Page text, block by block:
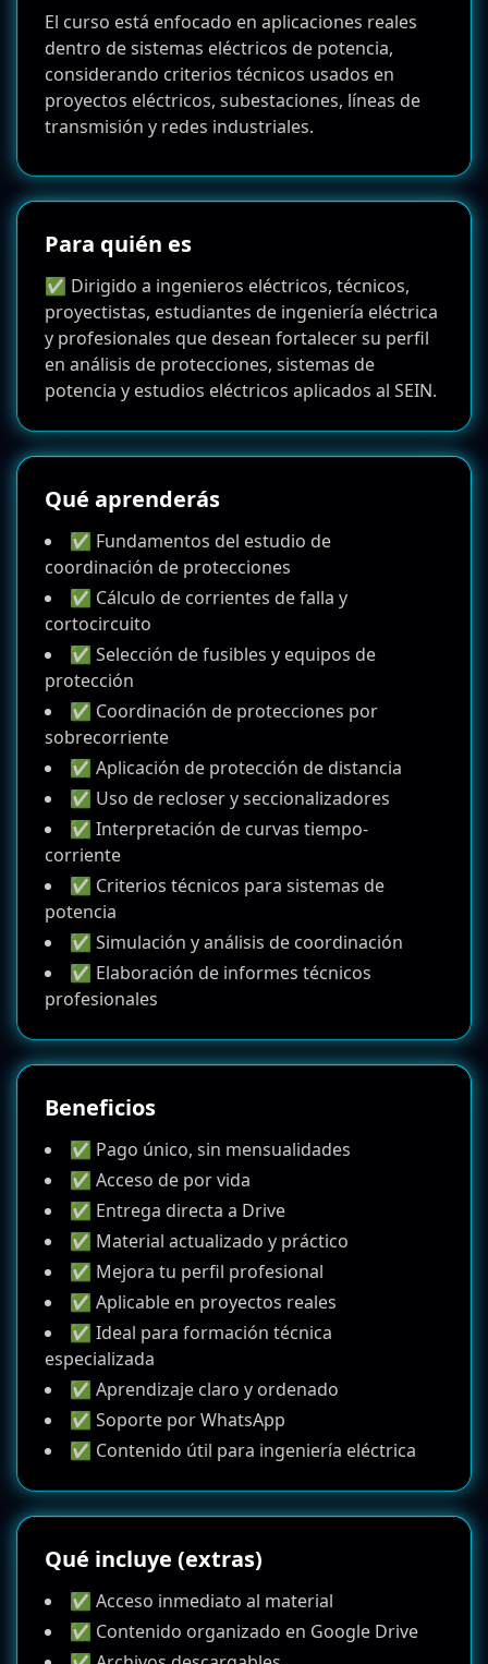
El curso está enfocado en aplicaciones reales
dentro de sistemas eléctricos de potencia,
considerando criterios técnicos usados en
proyectos eléctricos, subestaciones, líneas de
transmisión y redes industriales.
Para quién es
✅ Dirigido a ingenieros eléctricos, técnicos,
proyectistas, estudiantes de ingeniería eléctrica
y profesionales que desean fortalecer su perfil
en análisis de protecciones, sistemas de
potencia y estudios eléctricos aplicados al SEIN.
Qué aprenderás
✅ Fundamentos del estudio de
coordinación de protecciones
✅ Cálculo de corrientes de falla y
cortocircuito
✅ Selección de fusibles y equipos de
protección
✅ Coordinación de protecciones por
sobrecorriente
✅ Aplicación de protección de distancia
✅ Uso de recloser y seccionalizadores
✅ Interpretación de curvas tiempo-
corriente
✅ Criterios técnicos para sistemas de
potencia
✅ Simulación y análisis de coordinación
✅ Elaboración de informes técnicos
profesionales
Beneficios
✅ Pago único, sin mensualidades
✅ Acceso de por vida
✅ Entrega directa a Drive
✅ Material actualizado y práctico
✅ Mejora tu perfil profesional
✅ Aplicable en proyectos reales
✅ Ideal para formación técnica
especializada
✅ Aprendizaje claro y ordenado
✅ Soporte por WhatsApp
✅ Contenido útil para ingeniería eléctrica
Qué incluye (extras)
✅ Acceso inmediato al material
✅ Contenido organizado en Google Drive